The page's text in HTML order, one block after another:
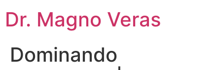
Dr. Magno Veras
Dominando